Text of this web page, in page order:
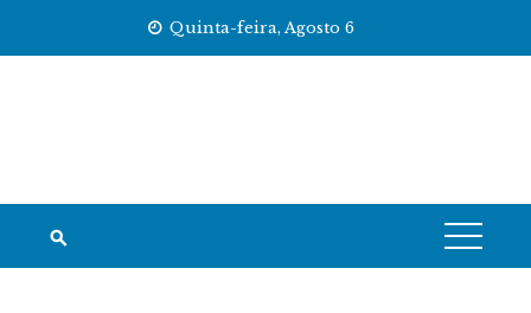
Quinta-feira, Agosto 6